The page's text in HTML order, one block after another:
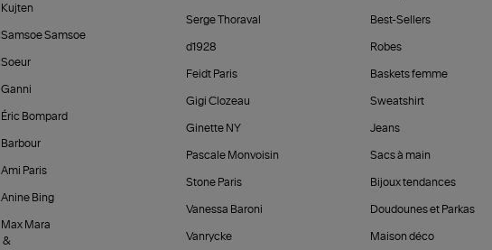
Kujten
Samsoe Samsoe
Soeur
Ganni
Éric Bompard
Barbour
Ami Paris
Anine Bing
Max Mara
&
Serge Thoraval
d1928
Feidt Paris
Gigi Clozeau
Ginette NY
Pascale Monvoisin
Stone Paris
Vanessa Baroni
Vanrycke
Best-Sellers
Robes
Baskets femme
Sweatshirt
Jeans
Sacs à main
Bijoux tendances
Doudounes et Parkas
Maison déco